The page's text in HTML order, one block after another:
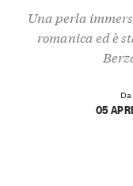
Una perla
romanica ed è
05